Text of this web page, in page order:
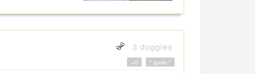
3 doggies
" quote "
+0